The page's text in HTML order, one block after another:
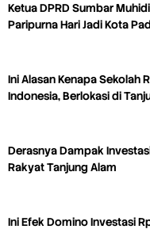
Ketua DPRD Sumbar
Paripurna Hari Jadi Kota
Ini Alasan Kenapa Sekolah
Indonesia, Berlokasi di
Derasnya Dampak
Rakyat Tanjung Alam
Ini Efek Domino Investasi